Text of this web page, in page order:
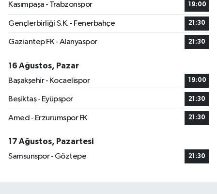
Kasımpaşa - Trabzonspor 19:00
Gençlerbirliği S.K. - Fenerbahçe 21:30
Gaziantep FK - Alanyaspor 21:30
16 Ağustos, Pazar
Başakşehir - Kocaelispor
19:00
Beşiktaş - Eyüpspor 21:30
Amed - Erzurumspor FK 21:30
17 Ağustos, Pazartesi
Samsunspor - Göztepe
21:30